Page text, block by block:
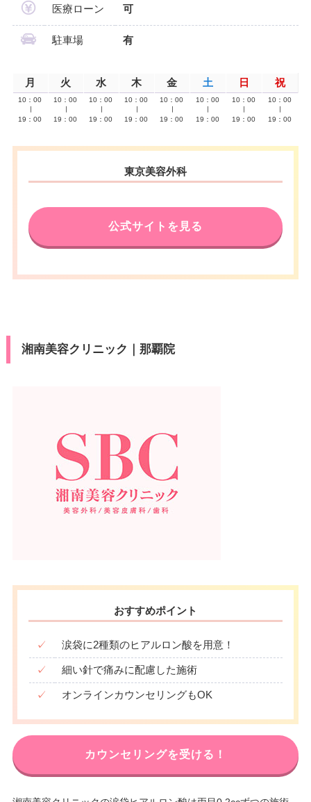
医療ローン 可
駐車場 有
月 火 水 木 金 土 日 祝
10：00
19：00
10：00
19：00
10：00
19：00
10：00
19：00
10：00
19：00
10：00
19：00
10：00
19：00
10：00
19：00
東京美容外科
公式サイトを見る
湘南美容クリニック｜那覇院
おすすめポイント
✓ 涙袋に2種類のヒアルロン酸を用意！
✓ 細い針で痛みに配慮した施術
✓ オンラインカウンセリングもOK
カウンセリングを受ける！